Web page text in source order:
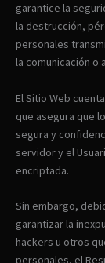
garantice la
la destrucción,
personales
la comunicación o
El Sitio Web
que asegura que
segura y
servidor y el
encriptada.
Sin embargo,
garantizar la
hackers u otros
personales, el